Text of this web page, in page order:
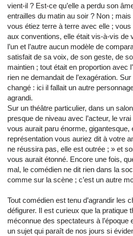
vient-il ? Est-ce qu’elle a perdu son
entrailles du matin au soir ? Non ;
vous étiez terre à terre avec elle ; vous
aux conventions, elle était vis-à-vis de
l’un et l’autre aucun modèle de
satisfait de sa voix, de son geste, de
maintien ; tout était en proportion avec
rien ne demandait de l’exagération.
changé : ici il fallait un autre
agrandi.
Sur un théâtre particulier, dans un
presque de niveau avec l’acteur, le
vous aurait paru énorme, gigantesque,
représentation vous auriez dit à votre
ne réussira pas, elle est outrée ; » et
vous aurait étonné. Encore une fois,
mal, le comédien ne dit rien dans la
comme sur la scène ; c’est un autre
Tout comédien est tenu d’agrandir les
défigurer. Il est curieux que la pratique
méconnue des spectateurs à l’époque
un sujet qui paraît de nos jours si